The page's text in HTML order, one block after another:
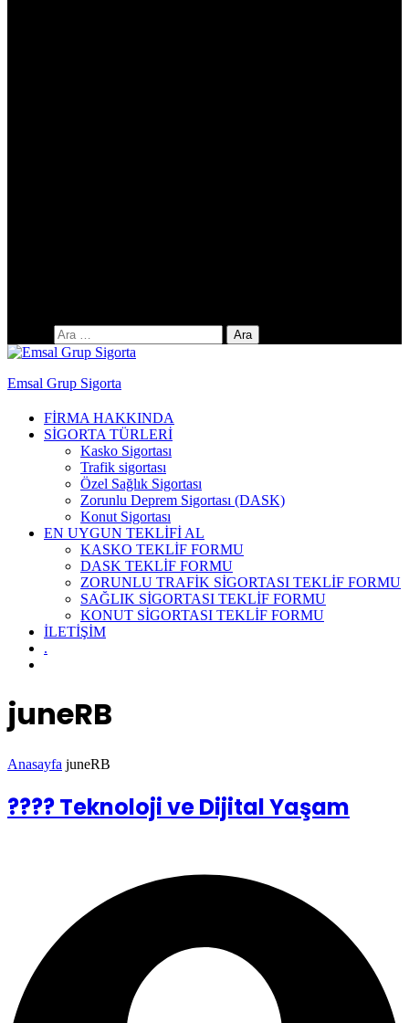
Emsal Grup Sigorta
FİRMA HAKKINDA
SİGORTA TÜRLERİ
Kasko Sigortası
Trafik sigortası
Özel Sağlık Sigortası
Zorunlu Deprem Sigortası (DASK)
Konut Sigortası
EN UYGUN TEKLİFİ AL
KASKO TEKLİF FORMU
DASK TEKLİF FORMU
ZORUNLU TRAFİK SİGORTASI TEKLİF FORMU
SAĞLIK SİGORTASI TEKLİF FORMU
KONUT SİGORTASI TEKLİF FORMU
İLETİŞİM
.
juneRB
Anasayfa juneRB
???? Teknoloji ve Dijital Yaşam